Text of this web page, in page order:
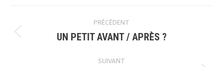
article
PRÉCÉDENT
Article
:
UN PETIT AVANT / APRÈS ?
SUIVANT